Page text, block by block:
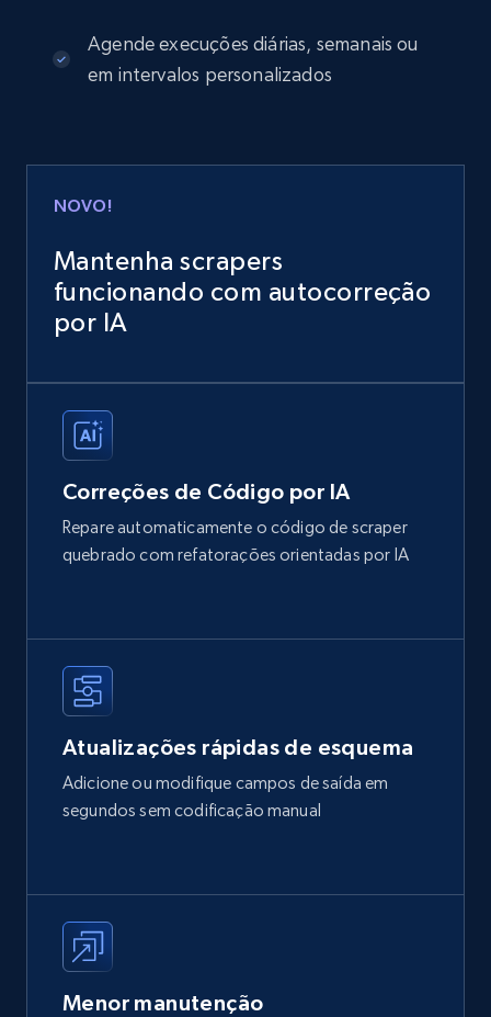
Agende execuções diárias, semanais ou
em intervalos personalizados
NOVO!
Mantenha scrapers
funcionando com autocorreção
por IA
Correções de Código por IA
Repare automaticamente o código de scraper
quebrado com refatorações orientadas por IA
Atualizações rápidas de esquema
Adicione ou modifique campos de saída em
segundos sem codificação manual
Menor manutenção